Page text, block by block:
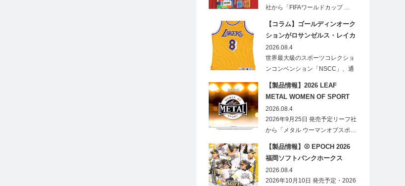
社から「FIFAワールドカップ …
【コラム】ゴールディンオーク
ションがロサンゼルス・レイカ
ーズのオフィシャルオークショ
ンスポンサーに！
2026.08.4
世界最大級のスポーツコレクショ
ンコンベンション「NSCC」、通
【製品情報】2026 LEAF
METAL WOMEN OF SPORT
HOBBY
2026.08.4
2026年9月25日 発売予定リーフ社
から「メタル ウーマンオブスポ…
【製品情報】⚾ EPOCH 2026
福岡ソフトバンクホークス
STARS&LEGENDS ベースボー
ルカード
2026.08.4
2026年10月10日 発売予定・2026